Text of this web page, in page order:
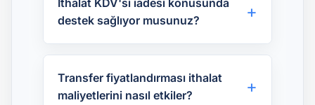
İthalat KDV'si iadesi konusunda
destek sağlıyor musunuz?
Transfer fiyatlandırması ithalat
maliyetlerini nasıl etkiler?